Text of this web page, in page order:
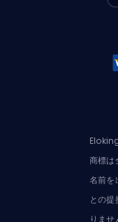
商標は
名前を
との
りませ